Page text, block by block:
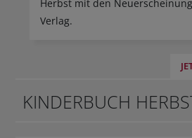
Herbst mit den
Verlag.
KINDERBUCH